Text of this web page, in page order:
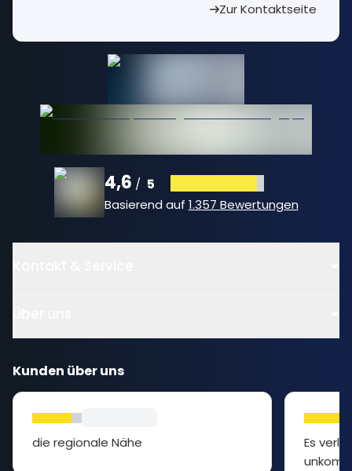
Zur Kontaktseite
4,6 / 5
Basierend auf 1.357 Bewertungen
Kunden über uns
die regionale Nähe
Es